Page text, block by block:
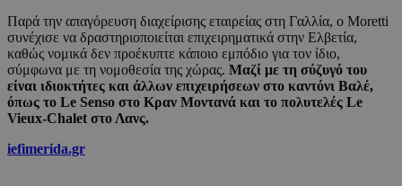
Παρά την απαγόρευση διαχείρισης εταιρείας στη Γαλλία, ο Moretti
συνέχισε να δραστηριοποιείται επιχειρηματικά στην Ελβετία,
καθώς νομικά δεν προέκυπτε κάποιο εμπόδιο για τον ίδιο,
σύμφωνα με τη νομοθεσία της χώρας. Μαζί με τη σύζυγό του
είναι ιδιοκτήτες και άλλων επιχειρήσεων στο καντόνι Βαλέ,
όπως το Le Senso στο Κραν Μοντανά και το πολυτελές Le
Vieux-Chalet στο Λανς.
iefimerida.gr